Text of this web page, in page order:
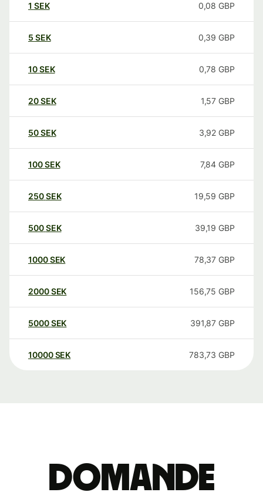
1 SEK 0,08 GBP
5 SEK 0,39 GBP
10SEK 0,78 GBP
20SEK 1,57 GBP
50SEK 3,92 GBP
100SEK 7,84 GBP
250SEK 19,59 GBP
500SEK 39,19 GBP
1000SEK 78,37 GBP
2000SEK 156,75 GBP
5000SEK 391,87 GBP
10000 SEK 783,73 GBP
Domande